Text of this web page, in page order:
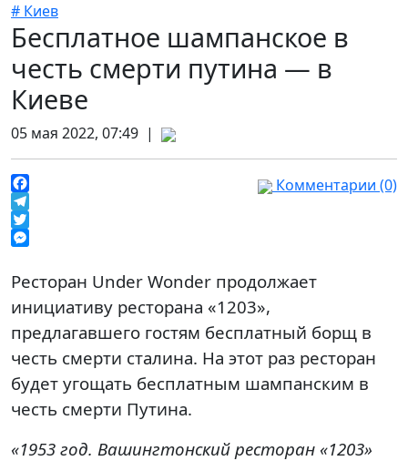
# Киев
Бесплатное шампанское в
честь смерти путина — в
Киеве
05 мая 2022, 07:49 |
Facebook
Telegram
Twitter
Комментарии (0)
Ресторан Under Wonder продолжает
инициативу ресторана «1203»,
предлагавшего гостям бесплатный борщ в
честь смерти сталина. На этот раз ресторан
будет угощать бесплатным шампанским в
честь смерти Путина.
«1953 год. Вашингтонский ресторан «1203»